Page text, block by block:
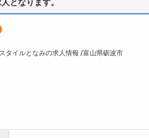
となります。
タイルとなみの求人情報 /富山県砺波市